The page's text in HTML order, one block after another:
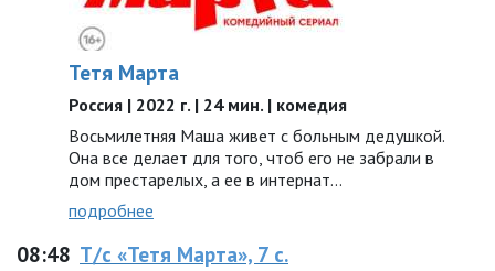
Тетя Марта
Россия | 2022 г. | 24 мин. | комедия
Восьмилетняя Маша живет с больным дедушкой.
Она все делает для того, чтоб его не забрали в
дом престарелых, а ее в интернат…
подробнее
08:48 Т/с «Тетя Марта», 7 с.